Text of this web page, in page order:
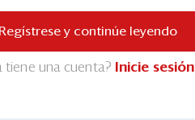
Regístrese y continúe leyendo
tiene una cuenta? Inicie sesión